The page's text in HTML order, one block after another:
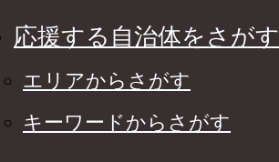
応援する自治体をさがす
エリアからさがす
キーワードからさがす